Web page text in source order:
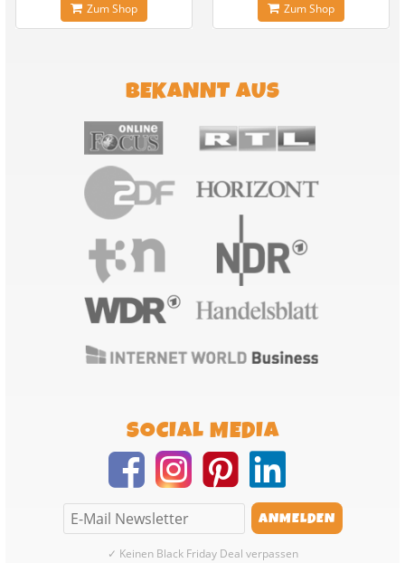
Zum Shop Zum Shop
BEKANNT AUS
SOCIAL MEDIA
✓ Keinen Black Friday Deal verpassen